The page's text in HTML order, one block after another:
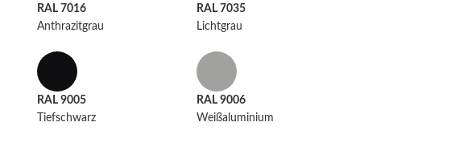
RAL 7016
Anthrazitgrau
RAL 7035
Lichtgrau
RAL 9005
Tiefschwarz
RAL 9006
Weißaluminium